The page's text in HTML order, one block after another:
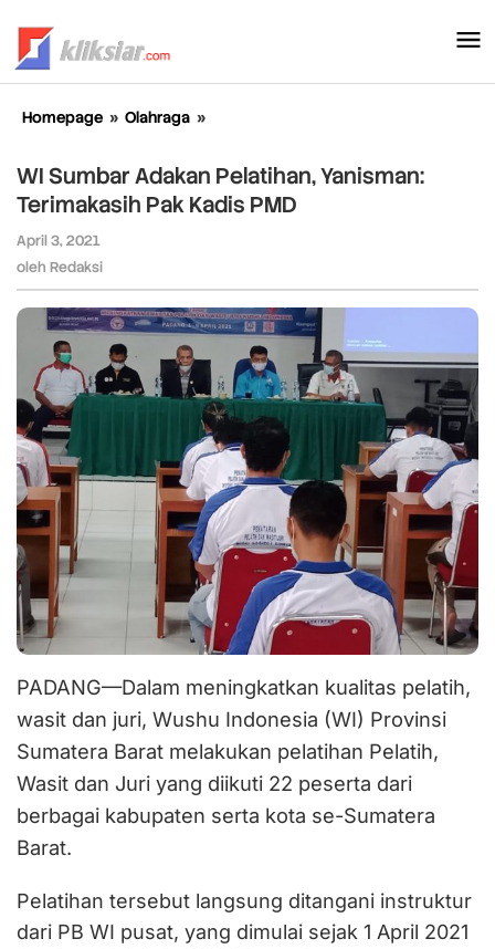
konten
Homepage » Olahraga »
Adakan
Pelatihan,
Yanisman:
PMD
WI Sumbar Adakan Pelatihan, Yanisman:
Terimakasih Pak Kadis PMD
April 3, 2021
oleh Redaksi
PADANG—Dalam meningkatkan kualitas pelatih,
wasit dan juri, Wushu Indonesia (WI) Provinsi
Sumatera Barat melakukan pelatihan Pelatih,
Wasit dan Juri yang diikuti 22 peserta dari
berbagai kabupaten serta kota se-Sumatera
Barat.
Pelatihan tersebut langsung ditangani instruktur
dari PB WI pusat, yang dimulai sejak 1 April 2021